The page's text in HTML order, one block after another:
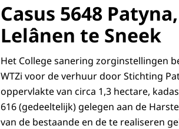
Casus 5648
Lelânen te Sneek
Het College sanering zorginstellingen
WTZi voor de verhuur door Stichting
oppervlakte van circa 1,3 hectare,
616 (gedeeltelijk) gelegen aan de
van de bestaande en de te realiseren